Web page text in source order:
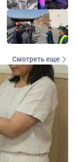
Смотреть еще